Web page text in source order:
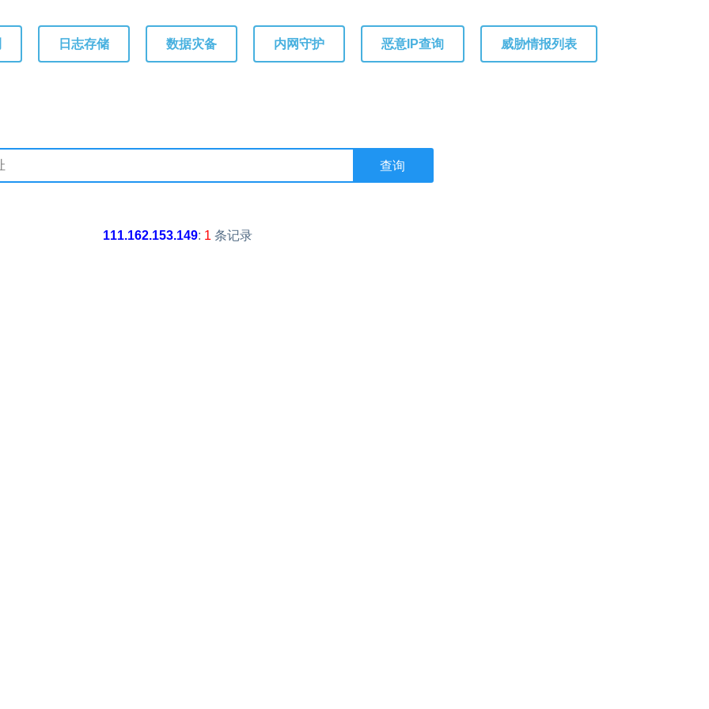
日志存储 数据灾备 内网守护 恶意IP查询 威胁情报列表
111.162.153.149: 1 条记录